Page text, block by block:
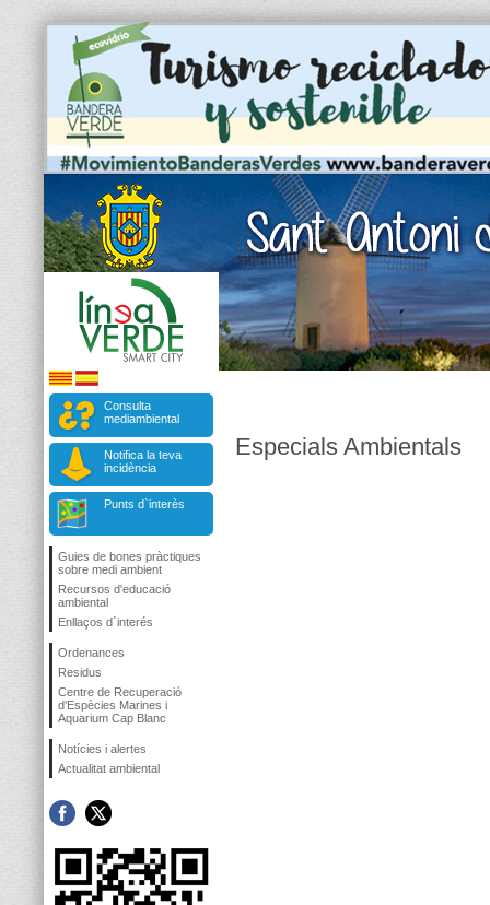
Consulta
mediambiental
Notifica la teva
incidència
Punts d`interès
Guies de bones pràctiques
sobre medi ambient
Recursos d'educació
ambiental
Enllaços d´interés
Ordenances
Residus
Centre de Recuperació
d'Espècies Marines i
Aquarium Cap Blanc
Notícies i alertes
Actualitat ambiental
Especials Ambientals